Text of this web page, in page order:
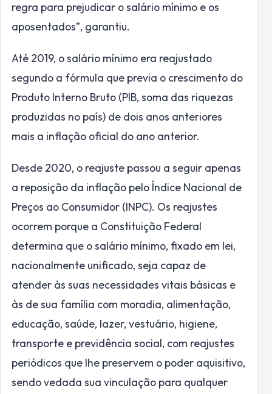
regra para prejudicar o salário mínimo e os
aposentados”, garantiu.
Até 2019, o salário mínimo era reajustado
segundo a fórmula que previa o crescimento do
Produto Interno Bruto (PIB, soma das riquezas
produzidas no país) de dois anos anteriores
mais a inflação oficial do ano anterior.
Desde 2020, o reajuste passou a seguir apenas
a reposição da inflação pelo Índice Nacional de
Preços ao Consumidor (INPC). Os reajustes
ocorrem porque a Constituição Federal
determina que o salário mínimo, fixado em lei,
nacionalmente unificado, seja capaz de
atender às suas necessidades vitais básicas e
às de sua família com moradia, alimentação,
educação, saúde, lazer, vestuário, higiene,
transporte e previdência social, com reajustes
periódicos que lhe preservem o poder aquisitivo,
sendo vedada sua vinculação para qualquer